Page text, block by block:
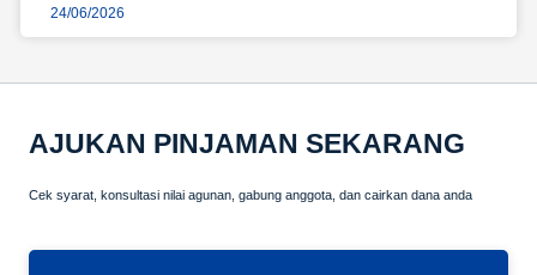
24/06/2026
AJUKAN PINJAMAN SEKARANG
Cek syarat, konsultasi nilai agunan, gabung anggota, dan cairkan dana anda